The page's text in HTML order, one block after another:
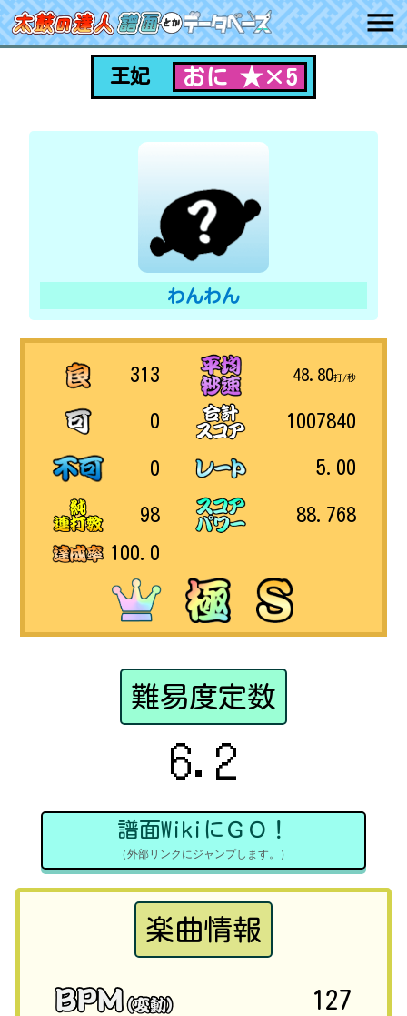
王妃 おに ★×5
わんわん
313
0
0
98
100.0
48.80打/秒
1007840
5.00
88.768
難易度定数
6.2
譜面WikiにＧＯ！
（外部リンクにジャンプします。）
楽曲情報
127